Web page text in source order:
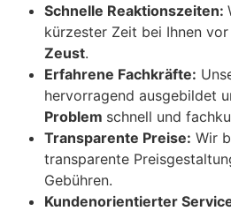
Schnelle Reaktionszeiten:
kürzester Zeit bei Ihnen
Zeust.
Erfahrene Fachkräfte:
hervorragend ausgebildet
Problem schnell und
Transparente Preise: Wir
transparente
Gebühren.
Kundenorientierter